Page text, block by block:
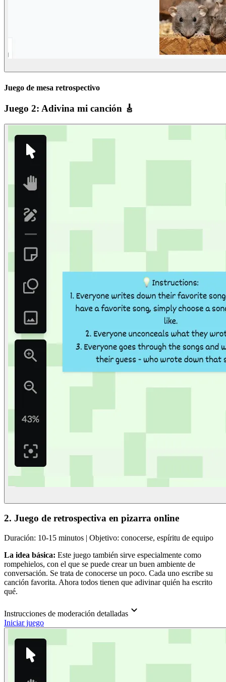
Juego de mesa retrospectivo
Juego 2: Adivina mi canción 🎸
2. Juego de retrospectiva en pizarra online
Duración: 10-15 minutos | Objetivo: conocerse, espíritu de equipo
La idea básica: Este juego también sirve especialmente como
rompehielos, con el que se puede crear un buen ambiente de
conversación. Se trata de conocerse un poco. Cada uno escribe su
canción favorita. Ahora todos tienen que adivinar quién ha escrito
qué.
Instrucciones de moderación detalladas
Iniciar juego